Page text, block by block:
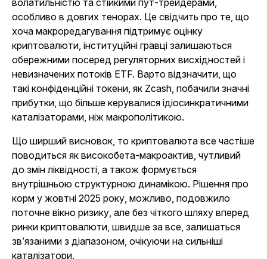
особливо в довгих тенорах. Це свідчить про те, що
хоча макроредагування підтримує оцінку
криптовалюти, інституційні гравці залишаються
обережними посеред регуляторних висхідностей і
невизначених потоків ETF. Варто відзначити, що
такі конфіденційні токени, як Zcash, побачили значні
прибутки, що більше керувалися ідіосинкратичними
каталізаторами, ніж макрополітикою.
Що ширший висновок, то криптовалюта все частіше
поводиться як високобета-макроактив, чутливий
до змін ліквідності, а також формується
внутрішньою структурною динамікою. Рішення про
корм у жовтні 2025 року, можливо, подовжило
поточне вікно ризику, але без чіткого шляху вперед
ринки криптовалюти, швидше за все, залишаться
зв’язаними з діапазоном, очікуючи на сильніші
каталізатори.